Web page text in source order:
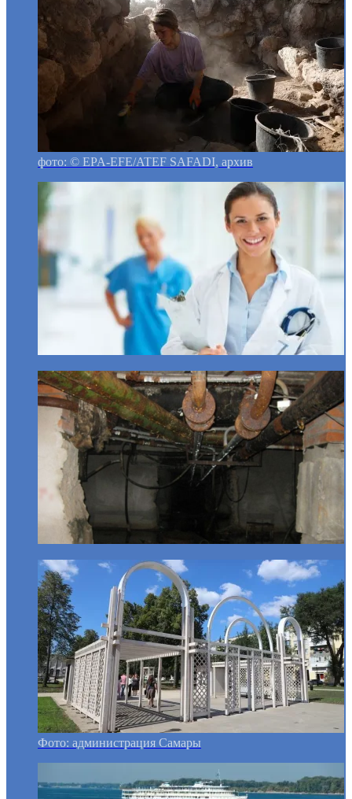
фото: © EPA-EFE/ATEF SAFADI, архив
Фото: администрация Самары